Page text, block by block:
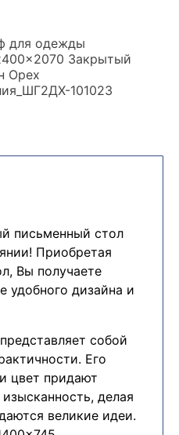
для одежды
Закрытый
Орех
101023
письменный стол
Приобретая
Вы получаете
удобного дизайна и
собой
Его
цвет придают
делая
великие идеи.